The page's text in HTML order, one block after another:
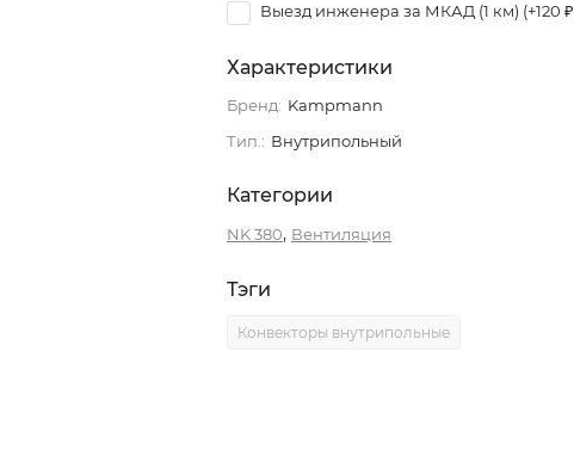
Выезд инженера за МКАД (1 км) (+120 ₽
Характеристики
Бренд: Kampmann
Тип.: Внутрипольный
Категории
NK 380, Вентиляция
Тэги
Конвекторы внутрипольные